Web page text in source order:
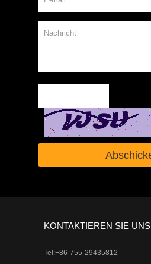
KONTAKTIEREN SIE UNS
Tel:+86-755-29435812